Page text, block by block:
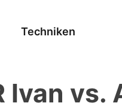
Techniken
Ivan vs.